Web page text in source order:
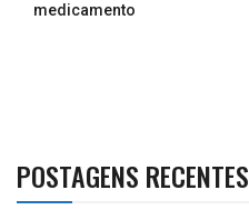
medicamento
POSTAGENS RECENTES